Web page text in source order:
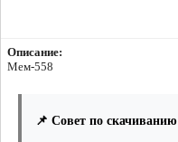
Описание:
Мем-558
📌 Совет по скачиванию